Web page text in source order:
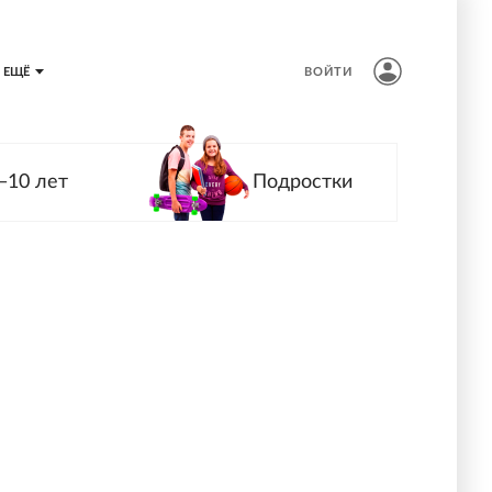
ЕЩЁ ВОЙТИ
лет Подростки